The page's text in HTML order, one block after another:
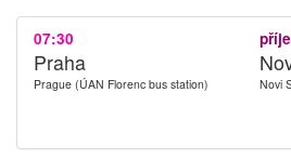
07:30
Praha
Prague (ÚAN Florenc bus station) Novi